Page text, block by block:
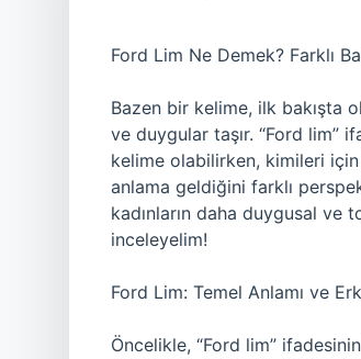
Ford Lim Ne Demek? Farklı
Bazen bir kelime, ilk bakışta
ve duygular taşır. “Ford lim”
kelime olabilirken, kimileri
anlama geldiğini farklı
kadınların daha duygusal ve
inceleyelim!
Ford Lim: Temel Anlamı ve
Öncelikle, “Ford lim”